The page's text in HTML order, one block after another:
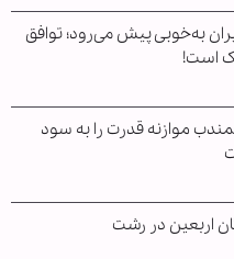
به‌خوبی پیش می‌رود؛ توافق
است!
موازنه قدرت را به سود
اربعین در رشت